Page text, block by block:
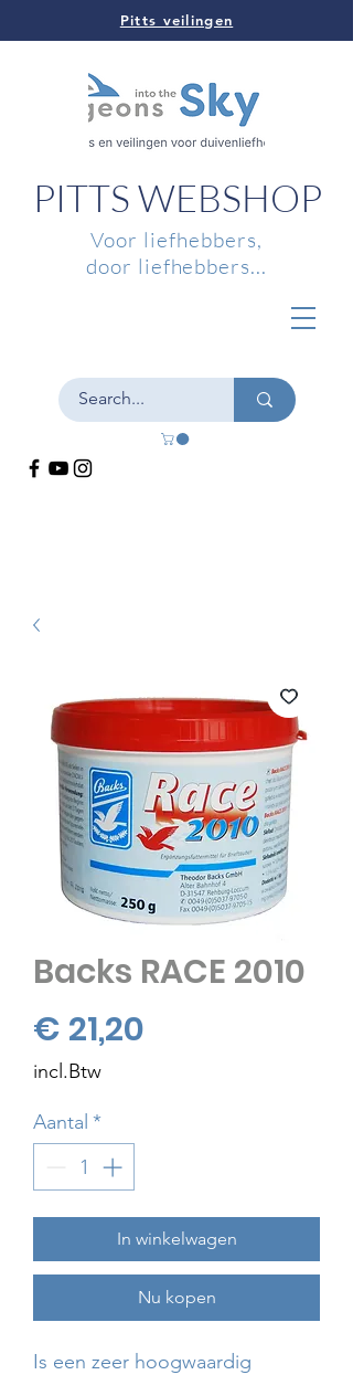
Pitts veilingen
PITTS WEBSHOP
Voor liefhebbers,
door liefhebbers...
Backs RACE 2010
€ 21,20
incl.Btw
Aantal *
In winkelwagen
Nu kopen
Is een zeer hoogwaardig